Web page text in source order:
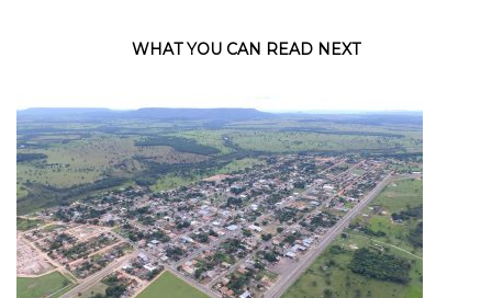
WHAT YOU CAN READ NEXT